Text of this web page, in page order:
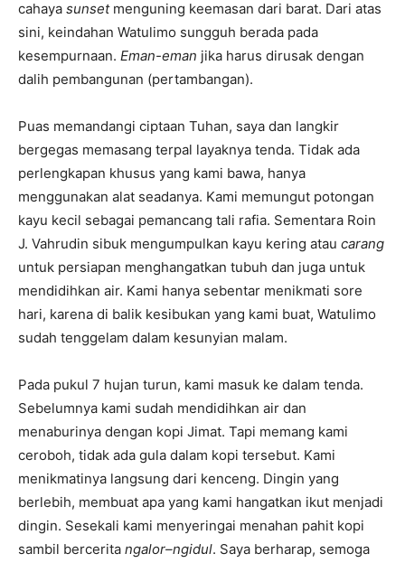
cahaya sunsetmenguning keemasan dari barat. Dari atas
sini, keindahan Watulimo sungguh berada pada
kesempurnaan. Eman-eman jika harus dirusak dengan
dalih pembangunan (pertambangan).
Puas memandangi ciptaan Tuhan, saya dan langkir
bergegas memasang terpal layaknya tenda. Tidak ada
perlengkapan khusus yang kami bawa, hanya
menggunakan alat seadanya. Kami memungut potongan
kayu kecil sebagai pemancang tali rafia. Sementara Roin
J. Vahrudin sibuk mengumpulkan kayu kering atau carang
untuk persiapan menghangatkan tubuh dan juga untuk
mendidihkan air. Kami hanya sebentar menikmati sore
hari, karena di balik kesibukan yang kami buat, Watulimo
sudah tenggelam dalam kesunyian malam.
Pada pukul 7 hujan turun, kami masuk ke dalam tenda.
Sebelumnya kami sudah mendidihkan air dan
menaburinya dengan kopi Jimat. Tapi memang kami
ceroboh, tidak ada gula dalam kopi tersebut. Kami
menikmatinya langsung dari kenceng. Dingin yang
berlebih, membuat apa yang kami hangatkan ikut menjadi
dingin. Sesekali kami menyeringai menahan pahit kopi
sambil bercerita ngalor–ngidul. Saya berharap, semoga